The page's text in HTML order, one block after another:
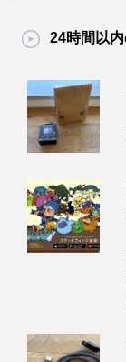
24時間以